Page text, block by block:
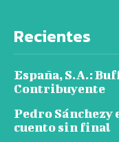
Recientes
España, S.A.:
Contribuyente
Pedro Sánchezy
cuento sin final